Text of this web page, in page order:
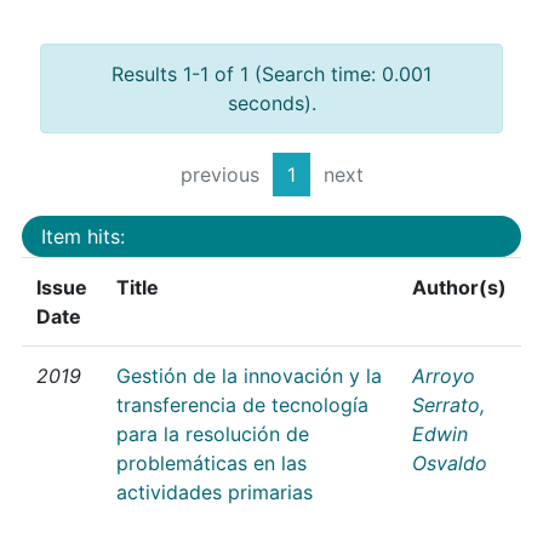
Results 1-1 of 1 (Search time: 0.001
seconds).
previous 1 next
Item hits:
Issue
Date
Title Author(s)
2019
Gestión de la innovación y la
transferencia de tecnología
para la resolución de
problemáticas en las
actividades primarias
Arroyo
Serrato,
Edwin
Osvaldo